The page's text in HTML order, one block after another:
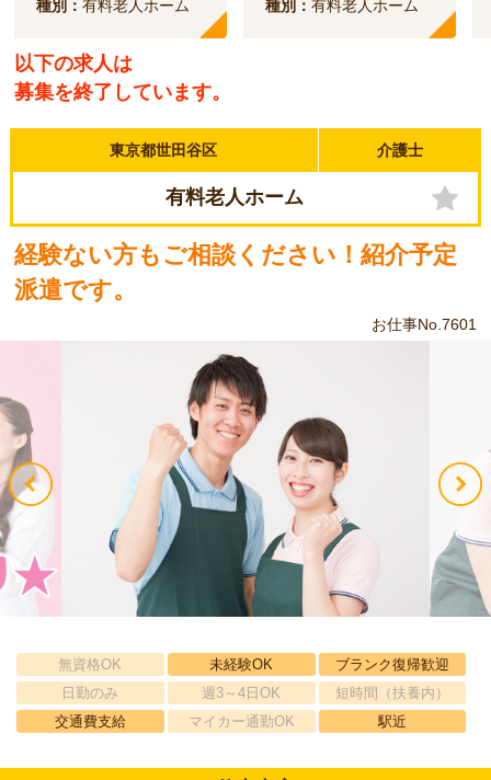
種別：有料老人ホーム
種別：有料老人ホーム
以下の求人は
募集を終了しています。
東京都世田谷区 介護士
有料老人ホーム
経験ない方もご相談ください！紹介予定
派遣です。
お仕事No.7601
無資格OK 未経験OK
ブランク復帰歓迎
日勤のみ
週3～4日OK
短時間（扶養内）
交通費支給
マイカー通勤OK 駅近